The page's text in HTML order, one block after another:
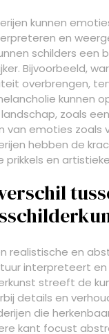
kunnen
en
schilders
Bijvoorbeeld,
overbrengen,
kunnen
zoals
van emoties zoals
hebben de
prikkels en
realistische en
interpreteert
streeft de
details en
die
kant focust